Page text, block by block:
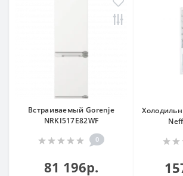
Встраиваемый Gorenje
NRKI517E82WF
0
81 196р.